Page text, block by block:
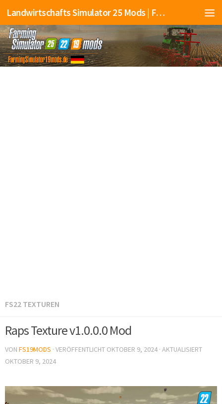
Landwirtschafts Simulator 25 Mods | Farming Simulator 25 Mods | FS25 Mods
FS22 TEXTUREN
Raps Texture v1.0.0.0 Mod
VON FS19MODS · VERÖFFENTLICHT OKTOBER 9, 2024 · AKTUALISIERT
OKTOBER 9, 2024